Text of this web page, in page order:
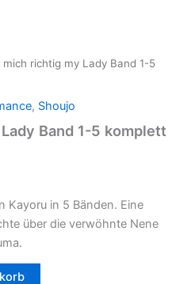
mich richtig my Lady Band 1-5
, Shoujo
Band 1-5 komplett
Kayoru in 5 Bänden. Eine
über die verwöhnte Nene